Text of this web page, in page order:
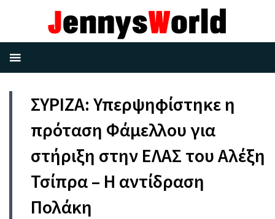
ΣΥΡΙΖΑ: Υπερψηφίστηκε η
πρόταση Φάμελλου για
στήριξη στην ΕΛΑΣ του Αλέξη
Τσίπρα – Η αντίδραση
Πολάκη